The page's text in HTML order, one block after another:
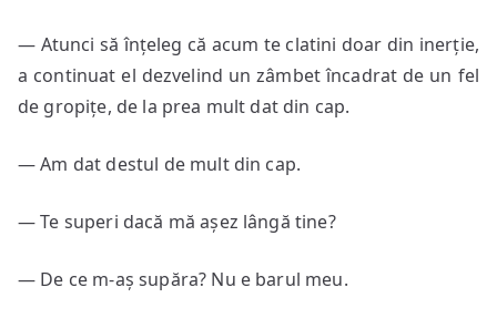
— Atunci să înțeleg că acum te clatini doar din inerție,
a continuat el dezvelind un zâmbet încadrat de un fel
de gropițe, de la prea mult dat din cap.
— Am dat destul de mult din cap.
— Te superi dacă mă așez lângă tine?
— De ce m-aș supăra? Nu e barul meu.